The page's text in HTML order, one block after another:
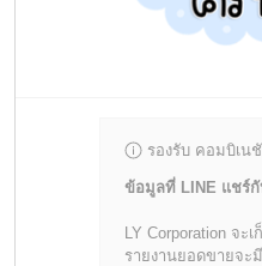
รองรับ คอมบิเน
ข้อมูลที่ LINE แชร์กั
LY Corporation จะ
รายงานยอดขายจ